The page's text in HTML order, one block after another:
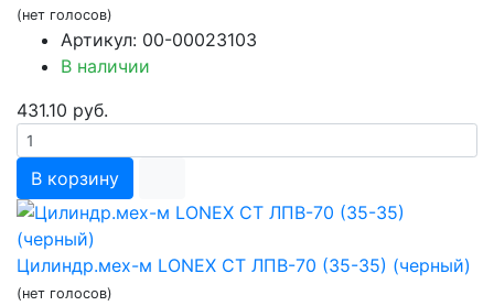
(нет голосов)
Артикул: 00-00023103
В наличии
431.10 руб.
В корзину
Цилиндр.мех-м LONEX СТ ЛПВ-70 (35-35) (черный)
(нет голосов)